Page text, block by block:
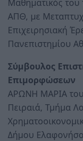
Μαθηματικός
ΑΠΘ, με
Επιχειρησιακή
Πανεπιστημίου
Σύμβουλος
Επιμορφώσεων
ΑΡΩΝΗ ΜΑΡΙΑ του
Πειραιά, Τμήμα
Δήμου